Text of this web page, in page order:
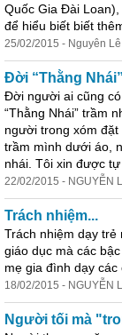
Quốc Gia Ðài
để hiểu biết biết
25/02/2015 - Nguyên
Đời “Thằng Nhái”
Đời người ai cũng
“Thằng Nhái” trầm
người trong xóm
trầm mình dưới áo,
nhái. Tôi xin được tự
22/02/2015 - NGUYỄN
Trách nhiệm...
Trách nhiệm dạy trẻ
giáo dục mà các
mẹ gia đình dạy các
18/02/2015 - NGUYỄN
Người tối mà